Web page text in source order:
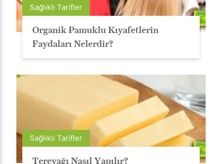
Sağlıklı Tarifler
Organik Pamuklu Kıyafetlerin
Faydaları Nelerdir?
Sağlıklı Tarifler
Tereyağı Nasıl Yapılır?